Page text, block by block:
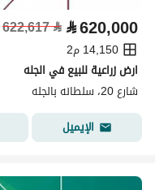
⃁620,000
⃁
622,617
14,150 م2
ارض زراعية للبيع في الجله
شارع 20، سلطانه بالجله
الإيميل